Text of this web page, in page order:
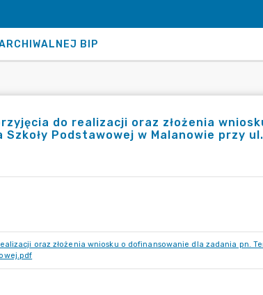
BIP
do realizacji oraz złożenia
Podstawowej w Malanowie przy
oraz złożenia wniosku o dofinansowanie dla zadania pn.